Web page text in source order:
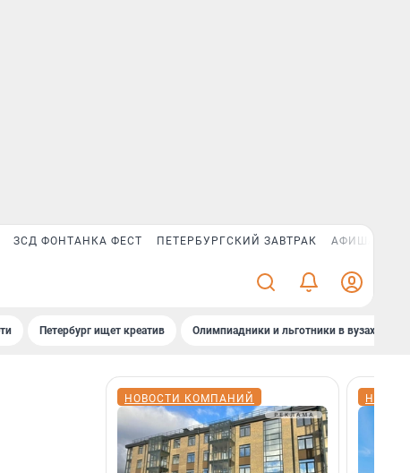
ЗСД ФОНТАНКА ФЕСТ ПЕТЕРБУРГСКИЙ ЗАВТРАК АФИША PLUS
Петербург ищет креатив Олимпиадники и льготники в вузах СПб
НОВОСТИ КОМПАНИЙ